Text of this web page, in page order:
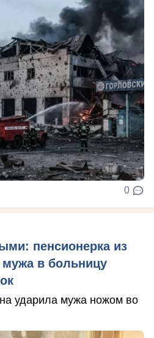
0
пенсионерка из
мужа в больницу
ударила мужа ножом во